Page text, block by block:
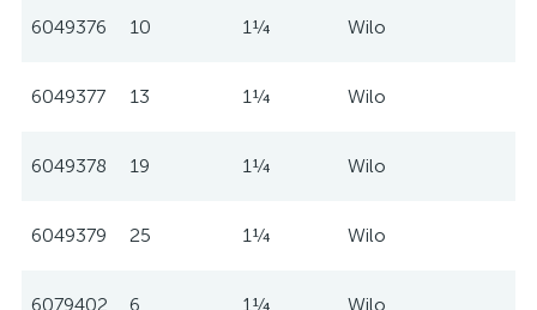
6049376 10 1¼ Wilo
6049377 13 1¼ Wilo
6049378 19 1¼ Wilo
6049379 25 1¼ Wilo
6079402 6 1¼ Wilo